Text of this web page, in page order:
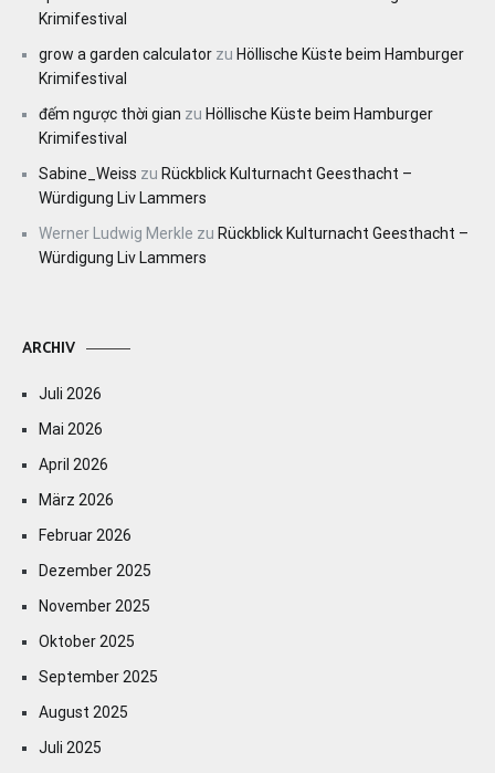
Krimifestival
grow a garden calculator zu Höllische Küste beim Hamburger
Krimifestival
đếm ngược thời gian zu Höllische Küste beim Hamburger
Krimifestival
Sabine_Weiss zu Rückblick Kulturnacht Geesthacht –
Würdigung Liv Lammers
Werner Ludwig Merkle zu Rückblick Kulturnacht Geesthacht –
Würdigung Liv Lammers
ARCHIV
Juli 2026
Mai 2026
April 2026
März 2026
Februar 2026
Dezember 2025
November 2025
Oktober 2025
September 2025
August 2025
Juli 2025